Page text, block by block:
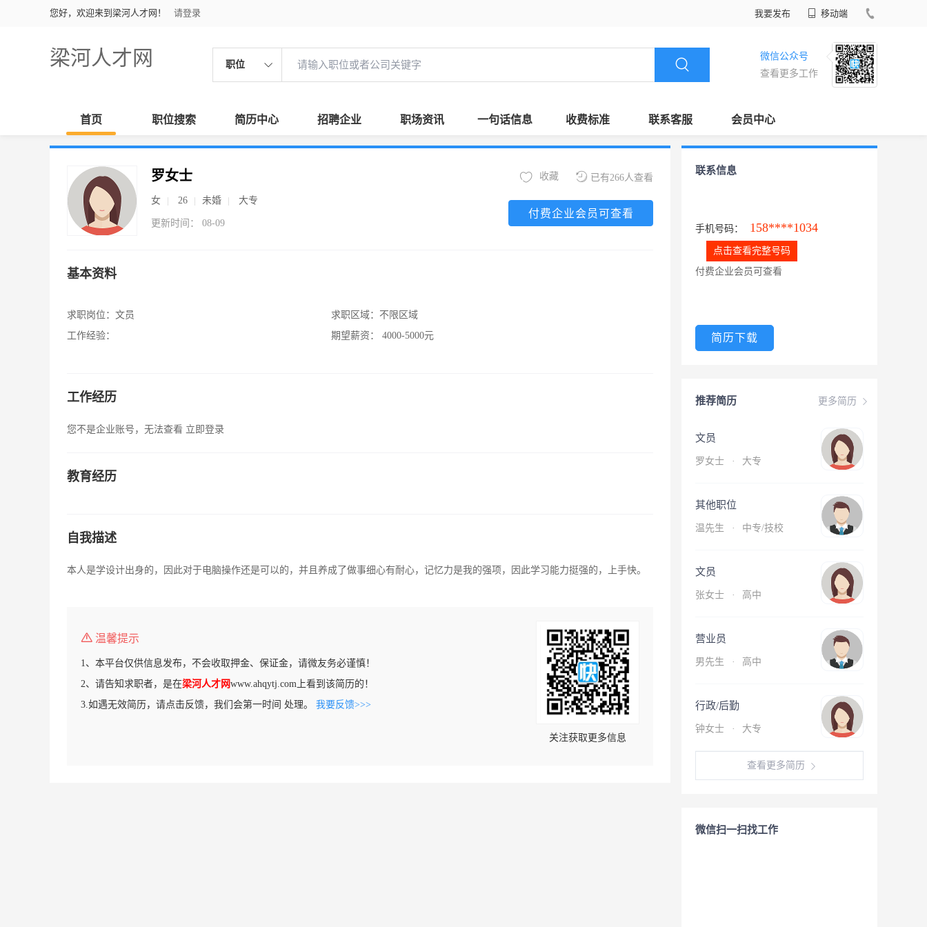
您好，欢迎来到梁河人才网！ 请登录 我要发布 移动端
梁河人才网 职位
微信公众号
查看更多工作
首页 职位搜索 简历中心 招聘企业 职场资讯 一句话信息 收费标准 联系客服 会员中心
罗女士
女 26 未婚 大专
更新时间： 08-09
已有266人查看
收藏
付费企业会员可查看
基本资料
求职岗位： 文员
工作经验：
求职区域： 不限区域
期望薪资：
4000-5000元
工作经历
您不是企业账号，无法查看 立即登录
教育经历
自我描述
本人是学设计出身的，因此对于电脑操作还是可以的，并且养成了做事细心有耐心，记忆力是我的强项，因此学习能力挺强的，上手快。
温馨提示
1、本平台仅供信息发布，不会收取押金、保证金，请微友务必谨慎！
2、请告知求职者，是在梁河人才网www.ahqytj.com上看到该简历的！
3.如遇无效简历，请点击反馈，我们会第一时间 处理。 我要反馈>>>
关注获取更多信息
联系信息
手机号码： 158****1034
点击查看完整号码
付费企业会员可查看
简历下载
更多简历
推荐简历
文员
罗女士 · 大专
其他职位
温先生 · 中专/技校
文员
张女士 · 高中
营业员
男先生 · 高中
行政/后勤
钟女士 · 大专
查看更多简历
微信扫一扫找工作